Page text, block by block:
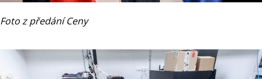
Foto z předání Ceny